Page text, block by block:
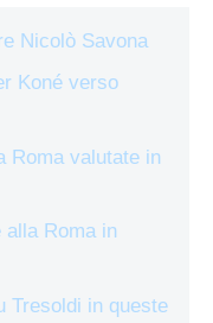
Nicolò Savona
Koné verso
Roma valutate in
Roma in
Tresoldi in queste